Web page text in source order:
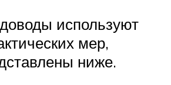
используют
мер,
ниже.